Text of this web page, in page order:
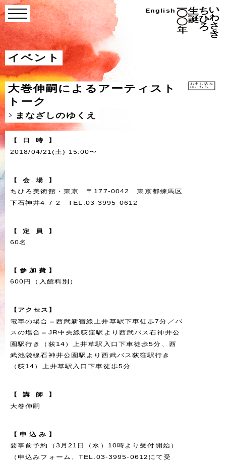
Skip
to
content
い
わ
さ
き
ち
English
menu
イベント
お申し込み
はこちら
大巻伸嗣によるアーティスト
トーク
まなざしのゆくえ
【 日 時 】
2018/04/21(土) 15:00〜
【 会 場
】
ちひろ美術館・東京 〒177-0042 東京都練馬区
下石神井4-7-2 TEL.03-3995-0612
【 定 員 】
60名
【 参 加 費 】
600円（入館料別）
【 アク セ ス 】
電車の場合＝西武新宿線上井草駅下車徒歩7分／バ
スの場合＝JR中央線荻窪駅より西武バス石神井公
園駅行き（荻14）上井草駅入口下車徒歩5分、西
武池袋線石神井公園駅より西武バス荻窪駅行き
（荻14）上井草駅入口下車徒歩5分
【 講 師
】
大巻伸嗣
【 申 込 み 】
要事前予約（3月21日（水）10時より受付開始）
（申込みフォーム、TEL.03-3995-0612にて受